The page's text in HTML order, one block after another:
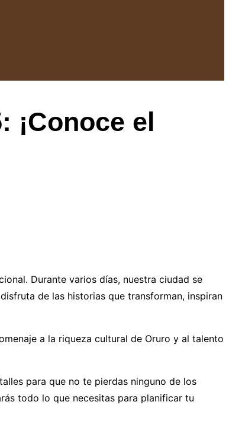
¡Conoce el
Durante varios días, nuestra ciudad se
de las historias que transforman, inspiran
a la riqueza cultural de Oruro y al talento
para que no te pierdas ninguno de los
todo lo que necesitas para planificar tu